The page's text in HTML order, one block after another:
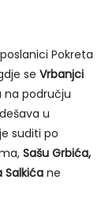
Pokreta
se Vrbanjci
na području
u
suditi po
Sašu Grbića,
Salkića ne